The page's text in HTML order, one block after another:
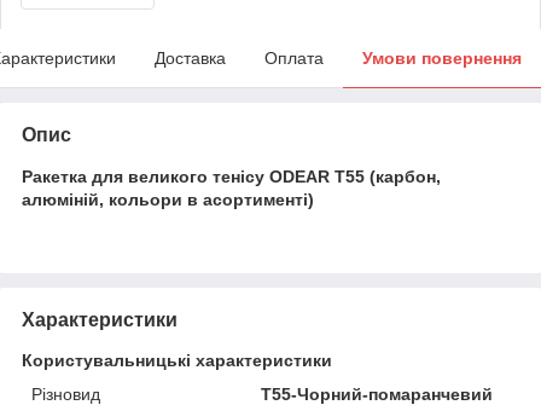
Доставка Оплата Умови повернення
Опис
Ракетка для великого тенісу ODEAR T55 (карбон,
алюміній, кольори в асортименті)
Характеристики
Користувальницькі характеристики
Різновид
T55-Чорний-помаранчевий